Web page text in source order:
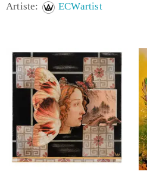
Artiste:
ECWartist